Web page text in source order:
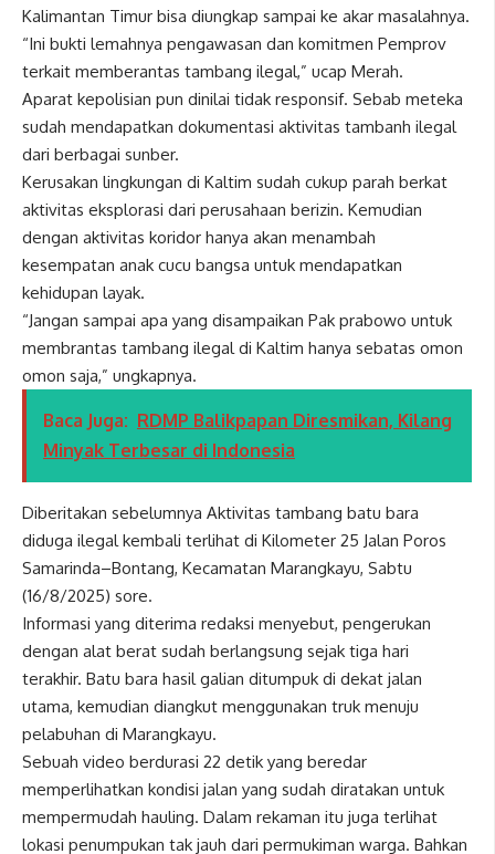
Kalimantan Timur bisa diungkap sampai ke akar masalahnya.
“Ini bukti lemahnya pengawasan dan komitmen Pemprov
terkait memberantas tambang ilegal,” ucap Merah.
Aparat kepolisian pun dinilai tidak responsif. Sebab meteka
sudah mendapatkan dokumentasi aktivitas tambanh ilegal
dari berbagai sunber.
Kerusakan lingkungan di Kaltim sudah cukup parah berkat
aktivitas eksplorasi dari perusahaan berizin. Kemudian
dengan aktivitas koridor hanya akan menambah
kesempatan anak cucu bangsa untuk mendapatkan
kehidupan layak.
“Jangan sampai apa yang disampaikan Pak prabowo untuk
membrantas tambang ilegal di Kaltim hanya sebatas omon
omon saja,” ungkapnya.
Baca Juga: RDMP Balikpapan Diresmikan, Kilang
Minyak Terbesar di Indonesia
Diberitakan sebelumnya Aktivitas tambang batu bara
diduga ilegal kembali terlihat di Kilometer 25 Jalan Poros
Samarinda–Bontang, Kecamatan Marangkayu, Sabtu
(16/8/2025) sore.
Informasi yang diterima redaksi menyebut, pengerukan
dengan alat berat sudah berlangsung sejak tiga hari
terakhir. Batu bara hasil galian ditumpuk di dekat jalan
utama, kemudian diangkut menggunakan truk menuju
pelabuhan di Marangkayu.
Sebuah video berdurasi 22 detik yang beredar
memperlihatkan kondisi jalan yang sudah diratakan untuk
mempermudah hauling. Dalam rekaman itu juga terlihat
lokasi penumpukan tak jauh dari permukiman warga. Bahkan